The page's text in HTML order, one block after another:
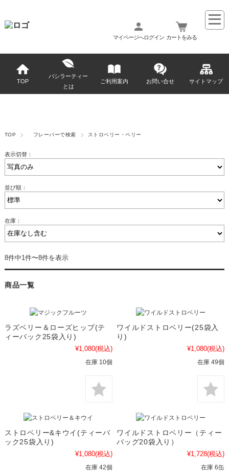
マイページへログイン カートをみる
TOP
バシラーティー
とは
ご利用案内 お問い合せ サイトマップ
TOP フレーバーで検索 ストロベリー・ベリー
表示切替：
並び順：
在庫：
8件中1件〜8件を表示
商品一覧
ラズベリー＆ローズヒップ(テ
ィーバック25袋入り)
¥1,080(税込)
在庫 10個
ワイルドストロベリー(25袋入
り)
¥1,080(税込)
在庫 49個
ストロベリー&キウイ(ティーバ
ック25袋入り)
¥1,080(税込)
在庫 42個
ワイルドストロベリー（ティー
バッグ20袋入り）
¥1,728(税込)
在庫 6缶